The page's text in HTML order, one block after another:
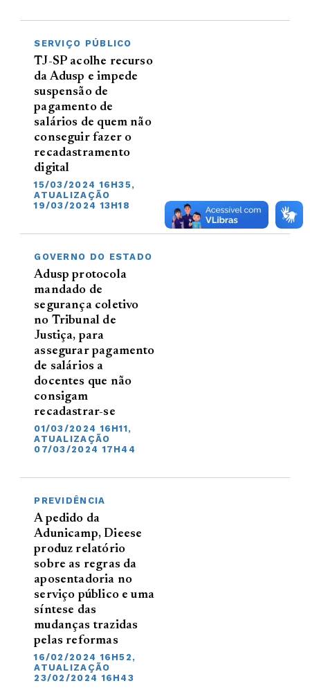
SERVIÇO PÚBLICO
TJ-SP acolhe recurso
da Adusp e impede
suspensão de
pagamento de
salários de quem não
conseguir fazer o
recadastramento
digital
15/03/2024 16H35,
ATUALIZAÇÃO
19/03/2024 13H18
GOVERNO DO ESTADO
Adusp protocola
mandado de
segurança coletivo
no Tribunal de
Justiça, para
assegurar pagamento
de salários a
docentes que não
consigam
recadastrar-se
01/03/2024 16H11,
ATUALIZAÇÃO
07/03/2024 17H44
PREVIDÊNCIA
A pedido da
Adunicamp, Dieese
produz relatório
sobre as regras da
aposentadoria no
serviço público e uma
síntese das
mudanças trazidas
pelas reformas
16/02/2024 16H52,
ATUALIZAÇÃO
23/02/2024 16H43